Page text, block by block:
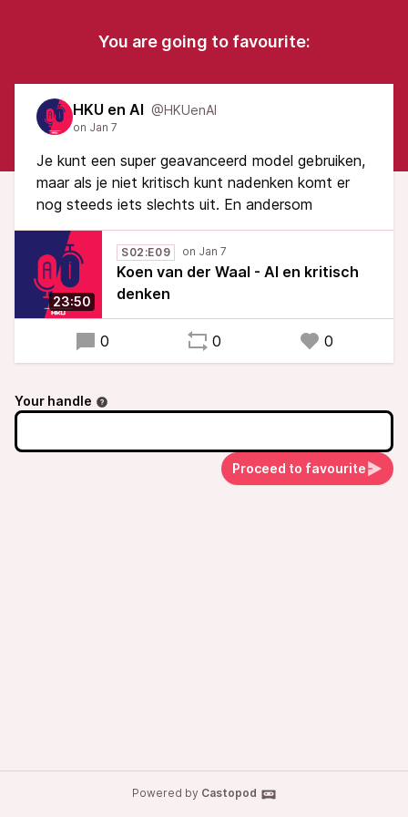
You are going to favourite:
HKU en AI @HKUenAI
Je kunt een super geavanceerd model gebruiken,
maar als je niet kritisch kunt nadenken komt er
nog steeds iets slechts uit. En andersom
23:50
S02:E09
Koen van der Waal - AI en kritisch
denken
0 0 0
Your handle
Proceed to favourite
Powered by Castopod